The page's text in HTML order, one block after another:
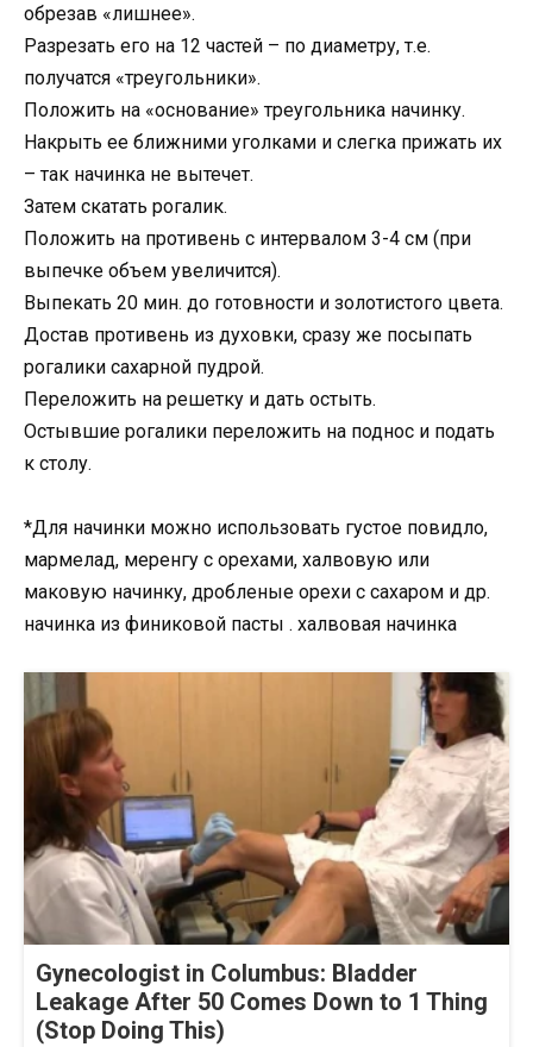
обрезав «лишнее».
Разрезать его на 12 частей – по диаметру, т.е.
получатся «треугольники».
Положить на «основание» треугольника начинку.
Накрыть ее ближними уголками и слегка прижать их
– так начинка не вытечет.
Затем скатать рогалик.
Положить на противень с интервалом 3-4 см (при
выпечке объем увеличится).
Выпекать 20 мин. до готовности и золотистого цвета.
Достав противень из духовки, сразу же посыпать
рогалики сахарной пудрой.
Переложить на решетку и дать остыть.
Остывшие рогалики переложить на поднос и подать
к столу.
*Для начинки можно использовать густое повидло,
мармелад, меренгу с орехами, халвовую или
маковую начинку, дробленые орехи с сахаром и др.
начинка из финиковой пасты . халвовая начинка
Gynecologist in Columbus: Bladder
Leakage After 50 Comes Down to 1 Thing
(Stop Doing This)